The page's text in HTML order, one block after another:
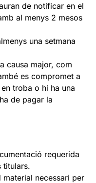
de notificar en el
al menys 2 mesos
una setmana
causa major, com
es compromet a
troba o hi ha una
de pagar la
requerida
titulars.
necessari per